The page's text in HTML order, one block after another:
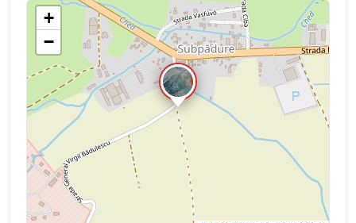
+
−